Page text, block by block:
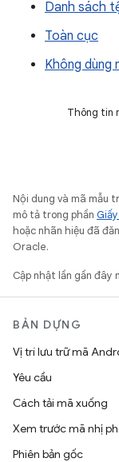
Danh sách
Toàn cục
Không dùng
Thông tin
Nội dung và mã mẫu
mô tả trong phần
hoặc nhãn hiệu đã
Oracle.
Cập nhật lần gần
BẢN DỰNG
Vị trí lưu trữ mã
Yêu cầu
Cách tải mã xuống
Xem trước mã nhị
Phiên bản gốc